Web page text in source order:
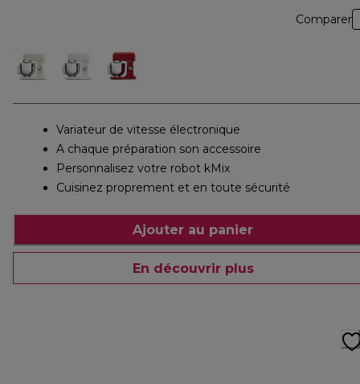
Comparer
Variateur de vitesse électronique
A chaque préparation son accessoire
Personnalisez votre robot kMix
Cuisinez proprement et en toute sécurité
Ajouter au panier
En découvrir plus